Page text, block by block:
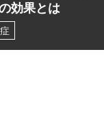
効果とは